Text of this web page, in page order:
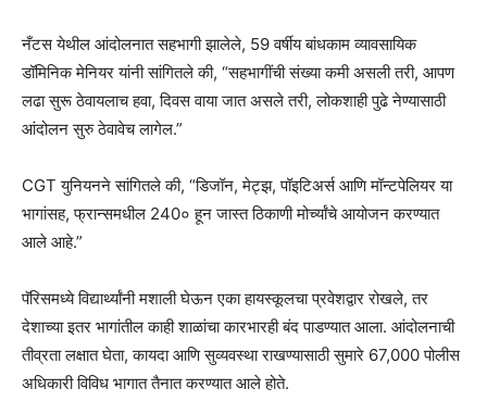
नँटस येथील आंदोलनात सहभागी झालेले, 59 वर्षीय बांधकाम व्यावसायिक
डॉमिनिक मेनियर यांनी सांगितले की, “सहभागींची संख्या कमी असली तरी, आपण
लढा सुरू ठेवायलाच हवा, दिवस वाया जात असले तरी, लोकशाही पुढे नेण्यासाठी
आंदोलन सुरु ठेवावेच लागेल.”
CGT युनियनने सांगितले की, “डिजॉन, मेट्झ, पॉइटिअर्स आणि मॉन्टपेलियर या
भागांसह, फ्रान्समधील 240० हून जास्त ठिकाणी मोर्च्यांचे आयोजन करण्यात
आले आहे.”
पॅरिसमध्ये विद्यार्थ्यांनी मशाली घेऊन एका हायस्कूलचा प्रवेशद्वार रोखले, तर
देशाच्या इतर भागांतील काही शाळांचा कारभारही बंद पाडण्यात आला. आंदोलनाची
तीव्रता लक्षात घेता, कायदा आणि सुव्यवस्था राखण्यासाठी सुमारे 67,000 पोलीस
अधिकारी विविध भागात तैनात करण्यात आले होते.